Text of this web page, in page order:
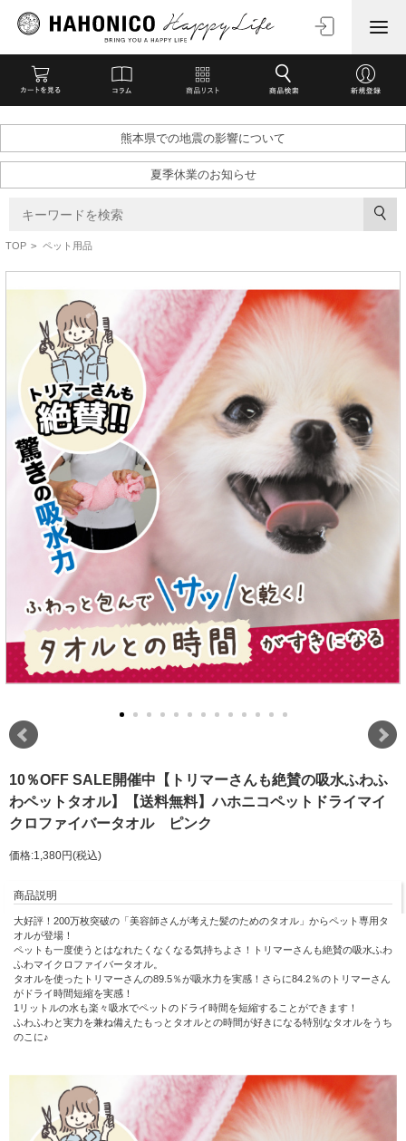
熊本県での地震の影響について
夏季休業のお知らせ
TOP > ペット用品
10％OFF SALE開催中【トリマーさんも絶賛の吸水ふわふ
わペットタオル】【送料無料】ハホニコペットドライマイ
クロファイバータオル ピンク
価格:1,380円(税込)
商品説明
大好評！200万枚突破の「美容師さんが考えた髪のためのタオル」からペット専用タ
オルが登場！
ペットも一度使うとはなれたくなくなる気持ちよさ！トリマーさんも絶賛の吸水ふわ
ふわマイクロファイバータオル。
タオルを使ったトリマーさんの89.5％が吸水力を実感！さらに84.2％のトリマーさん
がドライ時間短縮を実感！
1リットルの水も楽々吸水でペットのドライ時間を短縮することができます！
ふわふわと実力を兼ね備えたもっとタオルとの時間が好きになる特別なタオルをうち
のこに♪